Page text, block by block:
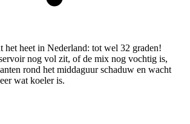
het heet in Nederland: tot wel 32 graden!
nog vol zit, of de mix nog vochtig is,
rond het middaguur schaduw en wacht
wat koeler is.